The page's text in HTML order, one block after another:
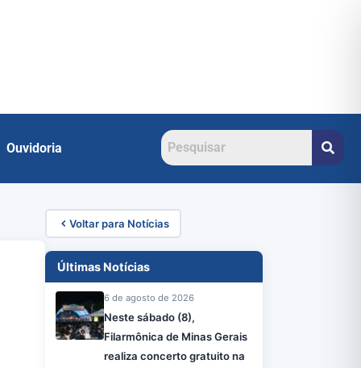
Ouvidoria
Voltar para Notícias
Últimas Notícias
6 de agosto de 2026
Neste sábado (8),
Filarmônica de Minas Gerais
realiza concerto gratuito na